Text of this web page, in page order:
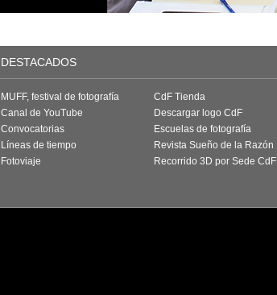
DESTACADOS
MUFF, festival de fotografía
Canal de YouTube
Convocatorias
Líneas de tiempo
Fotoviaje
CdF Tienda
Descargar logo CdF
Escuelas de fotografía
Revista Sueño de la Razón
Recorrido 3D por Sede CdF